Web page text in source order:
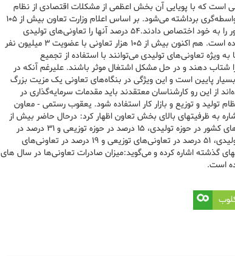
تعاونی است که با پویایی آن بخش اعظمی از مشکلات اقتصادی از نظام
توزیع تا بیکاری برطرف و گام موثری در جهت ایجاد اشتغال پایدار و حذف دلالی و واسطه‌گری برداشته می‌شود. بر اساس اعلام وزارت تعاون بیش از ۱۰۵
هزار تعاونی با عضویت ۳ میلیون نفر در کشور فعالند که ۲.۵ درصد از اشتغال کشور را به خود اختصاص دادند.۵۴ درصد آنها را تعاونی‌های تولیدی
تشکیل می‌دهند و بیشترین توجه و اقبال مردم به تاسیس تعاونی‌های تولیدی بوده است. هم اکنون بیش از ۱۰۵ هزار تعاونی با عضویت ۳ میلیون نفر
به ویژه تعاونی‌های تولیدی می‌توانند با استفاده از تجمیع
شتاب دهند و در حل مشکل اشتغال موثر باشند. علیرغم آنکه در
پایین است و این ویژگی در بنگاه‌های تعاونی یک مزیت بزرگ
از این رو کارشناسان معتقدند باید مقدمات سرمایه‌گذاری در
و توزیع و بازار کار استفاده شود. یعقوب رستمی - معاون
به ظرفیتهای بالای بخش تعاون اظهار کرد: درحال حاضر بیش از
۱۰۵ تعاونی در سراسر کشور فعال است و بر اساس آمار موجود ۵۴ درصد از تعاونی‌های کشور در حوزه تولیدی، ۱۵ درصد در حوزه توزیعی و ۳۱ درصد در
حوزه خدماتی فعالیت می‌کنند. به گفته وی تنها ۳۰ درصد از اعضا در تعاونی‌های تولیدی، ۵۱ درصد در تعاونی‌های توزیعی و ۱۹ درصد در تعاونی‌های
گذشته اشاره کرده و می‌گوید:میزان صادرات تعاونی‌ها در سال های
است.